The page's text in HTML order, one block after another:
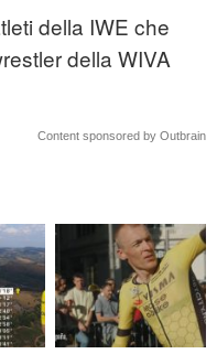
della IWE che
della WIVA
Content sponsored by Outbrain